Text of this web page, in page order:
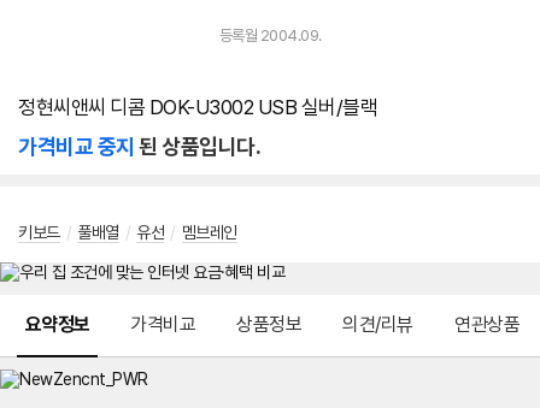
등록월 2004.09.
정현씨앤씨 디콤 DOK-U3002 USB 실버/블랙
가격비교 중지 된 상품입니다.
키보드 / 풀배열 / 유선 / 멤브레인
요약정보 가격비교 상품정보 의견/리뷰 연관상품